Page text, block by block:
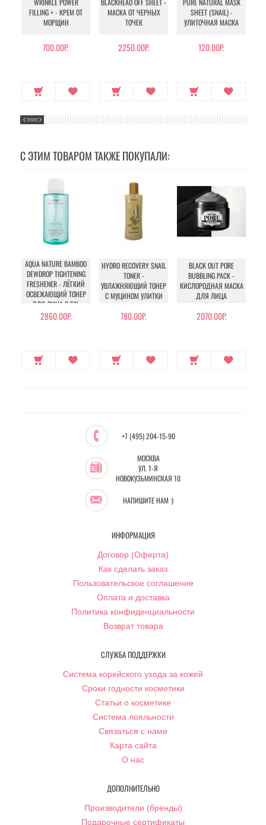
WRINKLE POWER
FILLING + - КРЕМ ОТ
МОРЩИН
700.00Р.
BLACKHEAD OFF SHEET -
МАСКА ОТ ЧЕРНЫХ
ТОЧЕК
2250.00Р.
PURE NATURAL MASK
SHEET (SNAIL) -
УЛИТОЧНАЯ МАСКА
120.00Р.
С ЭТИМ ТОВАРОМ ТАКЖЕ ПОКУПАЛИ:
AQUA NATURE BAMBOO
DEWDROP TIGHTENING
FRESHENER - ЛЁГКИЙ
ОСВЕЖАЮЩИЙ ТОНЕР
ДЛЯ ЛИЦА С 5%
ЭКСТРАКТОМ БАМБУКА
2860.00Р.
HYDRO RECOVERY SNAIL
TONER -
УВЛАЖНЯЮЩИЙ ТОНЕР
C МУЦИНОМ УЛИТКИ
780.00Р.
BLACK OUT PORE
BUBBLING PACK -
КИСЛОРОДНАЯ МАСКА
ДЛЯ ЛИЦА
2070.00Р.
+7 (495) 204-15-90
МОСКВА
УЛ. 1-Я
НОВОКУЗЬМИНСКАЯ 10
НАПИШИТЕ НАМ :)
ИНФОРМАЦИЯ
Договор (Оферта)
Как сделать заказ
Пользовательское соглашение
Оплата и доставка
Политика конфиденциальности
Возврат товара
СЛУЖБА ПОДДЕРЖКИ
Система корейского ухода за кожей
Сроки годности косметики
Статьи о косметике
Система лояльности
Связаться с нами
Карта сайта
О нас
ДОПОЛНИТЕЛЬНО
Производители (бренды)
Подарочные сертификаты